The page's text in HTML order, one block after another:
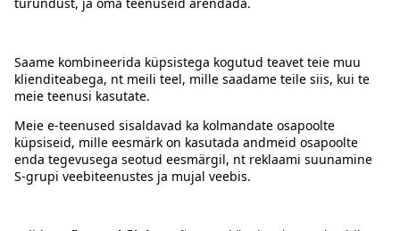
Juhised
Tingimused